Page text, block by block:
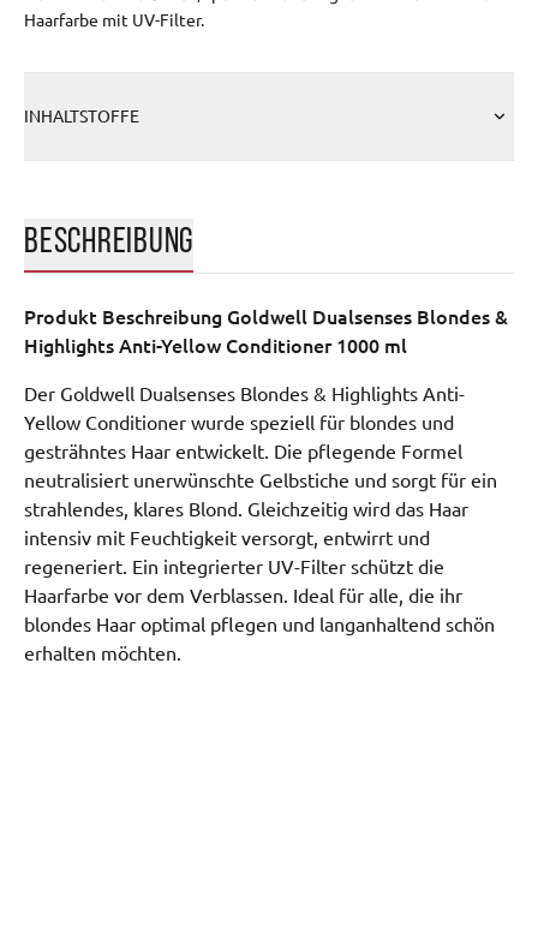
Haarfarbe mit UV-Filter.
INHALTSTOFFE
BESCHREIBUNG
Produkt Beschreibung Goldwell Dualsenses Blondes &
Highlights Anti-Yellow Conditioner 1000 ml
Der Goldwell Dualsenses Blondes & Highlights Anti-
Yellow Conditioner wurde speziell für blondes und
gesträhntes Haar entwickelt. Die pflegende Formel
neutralisiert unerwünschte Gelbstiche und sorgt für ein
strahlendes, klares Blond. Gleichzeitig wird das Haar
intensiv mit Feuchtigkeit versorgt, entwirrt und
regeneriert. Ein integrierter UV-Filter schützt die
Haarfarbe vor dem Verblassen. Ideal für alle, die ihr
blondes Haar optimal pflegen und langanhaltend schön
erhalten möchten.